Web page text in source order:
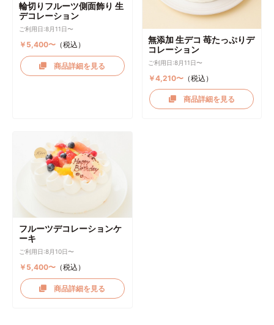
輪切りフルーツ側面飾り 生
デコレーション
ご利用日:8月11日〜
￥5,400〜（税込）
商品詳細を見る
無添加 生デコ 苺たっぷりデ
コレーション
ご利用日:8月11日〜
￥4,210〜 （税込）
商品詳細を見る
フルーツデコレーションケ
ーキ
ご利用日:8月10日〜
￥5,400〜（税込）
商品詳細を見る